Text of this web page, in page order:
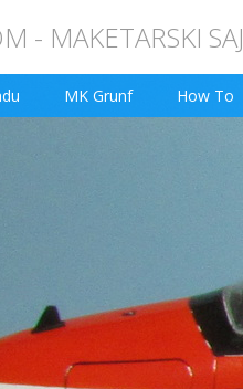
- MAKETARSKI
MK Grunf How To